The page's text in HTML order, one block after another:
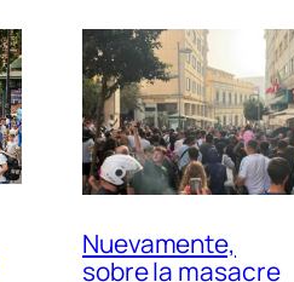
Nuevamente,
sobre la masacre